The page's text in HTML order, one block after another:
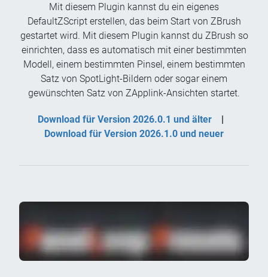
Mit diesem Plugin kannst du ein eigenes
DefaultZScript erstellen, das beim Start von ZBrush
gestartet wird. Mit diesem Plugin kannst du ZBrush so
einrichten, dass es automatisch mit einer bestimmten
Modell, einem bestimmten Pinsel, einem bestimmten
Satz von SpotLight-Bildern oder sogar einem
gewünschten Satz von ZApplink-Ansichten startet.
Download für Version 2026.0.1 und älter
|
Download für Version 2026.1.0 und neuer